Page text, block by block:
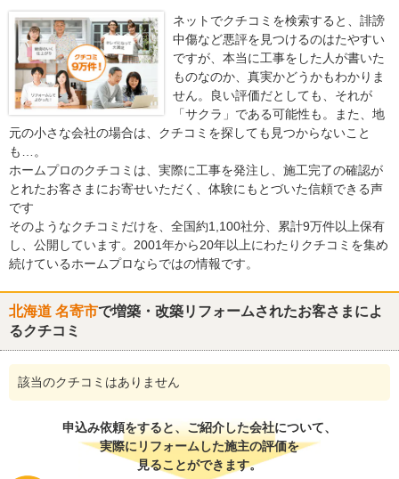
ネットでクチコミを検索すると、誹謗
中傷など悪評を見つけるのはたやすい
ですが、本当に工事をした人が書いた
ものなのか、真実かどうかもわかりま
せん。良い評価だとしても、それが
「サクラ」である可能性も。また、地
元の小さな会社の場合は、クチコミを探しても見つからないこと
も…。
ホームプロのクチコミは、実際に工事を発注し、施工完了の確認が
とれたお客さまにお寄せいただく、体験にもとづいた信頼できる声
です
そのようなクチコミだけを、全国約1,100社分、累計9万件以上保有
し、公開しています。2001年から20年以上にわたりクチコミを集め
続けているホームプロならではの情報です。
北海道 名寄市で増築・改築リフォームされたお客さまによ
るクチコミ
該当のクチコミはありません
申込み依頼をすると、ご紹介した会社について、
実際にリフォームした施主の評価を
見ることができます。